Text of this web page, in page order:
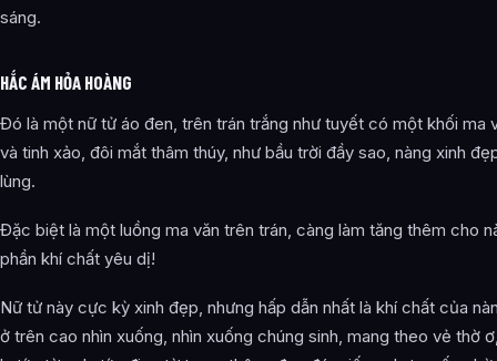
sáng.
HẮC ÁM HỎA HOÀNG
Đó là một nữ tử áo đen, trên trán trắng như tuyết có một khối ma
và tinh xảo, đôi mắt thâm thúy, như bầu trời đầy sao, nàng xinh
lùng.
Đặc biệt là một luồng ma văn trên trán, càng làm tăng thêm cho
phần khí chất yêu dị!
Nữ tử này cực kỳ xinh đẹp, nhưng hấp dẫn nhất là khí chất của
ở trên cao nhìn xuống, nhìn xuống chúng sinh, mang theo vẻ thờ